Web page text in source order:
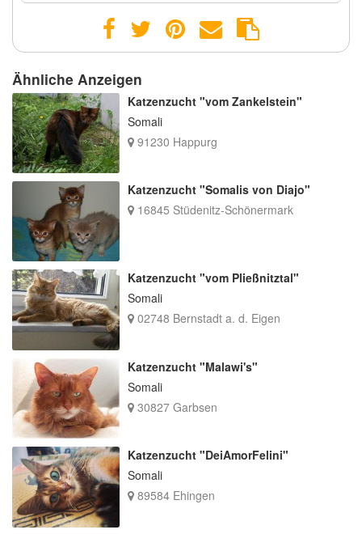
Ähnliche Anzeigen
Katzenzucht "vom Zankelstein"
Somali
91230 Happurg
Katzenzucht "Somalis von Diajo"
16845 Stüdenitz-Schönermark
Katzenzucht "vom Pließnitztal"
Somali
02748 Bernstadt a. d. Eigen
Katzenzucht "Malawi's"
Somali
30827 Garbsen
Katzenzucht "DeiAmorFelini"
Somali
89584 Ehingen